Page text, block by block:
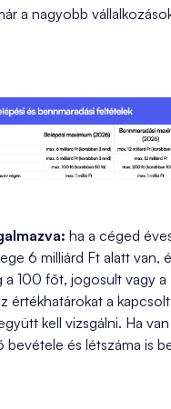
a nagyobb
ha a céged
6 milliárd Ft alatt van,
a 100 főt, jogosult vagy a
értékhatárokat a kapcsolt
kell vizsgálni. Ha
bevétele és létszáma is